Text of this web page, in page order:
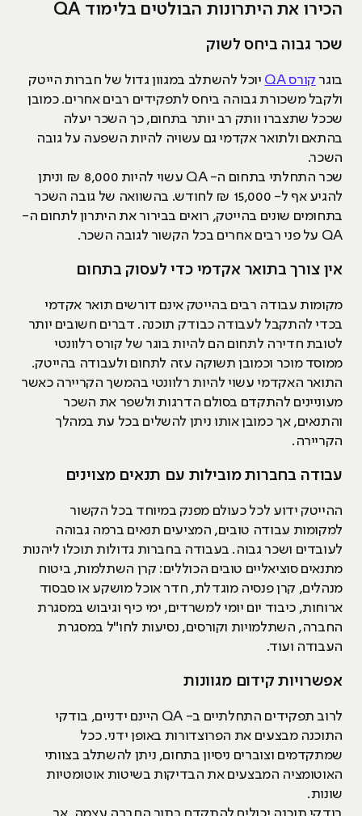
הכירו את היתרונות הבולטים בלימוד QA
שכר גבוה ביחס לשוק
בוגר קורס QA
יוכל להשתלב במגוון גדול של חברות הייטק
ולקבל משכורת גבוהה ביחס לתפקידים רבים אחרים. כמובן
שככל שתצברו וותק רב יותר בתחום, כך השכר יעלה
בהתאם ולתואר אקדמי גם עשויה להיות השפעה על גובה
השכר.
שכר התחלתי בתחום ה- QA עשוי להיות 8,000 ₪ וניתן
להגיע אף ל- 15,000 ₪ לחודש. בהשוואה של גובה השכר
בתחומים שונים בהייטק, רואים בבירור את היתרון לתחום ה-
QA על פני רבים אחרים בכל הקשור לגובה השכר.
אין צורך בתואר אקדמי כדי לעסוק בתחום
מקומות עבודה רבים בהייטק אינם דורשים תואר אקדמי
בכדי להתקבל לעבודה כבודק תוכנה. דברים חשובים יותר
לטובת חדירה לתחום הם להיות בוגר של קורס רלוונטי
ממוסד מוכר וכמובן תשוקה עזה לתחום ולעבודה בהייטק.
התואר האקדמי עשוי להיות רלוונטי בהמשך הקריירה כאשר
מעוניינים להתקדם בסולם הדרגות ולשפר את השכר
והתנאים, אך כמובן אותו ניתן להשלים בכל עת במהלך
הקריירה.
עבודה בחברות מובילות עם תנאים מצוינים
ההייטק ידוע לכל כעולם מפנק במיוחד בכל הקשור
למקומות עבודה טובים, המציעים תנאים ברמה גבוהה
לעובדים ושכר גבוה. בעבודה בחברות גדולות תוכלו ליהנות
מתנאים סוציאליים טובים הכוללים: קרן השתלמות, ביטוח
מנהלים, קרן פנסיה מוגדלת, חדר אוכל מושקע או סבסוד
ארוחות, כיבוד יום יומי למשרדים, ימי כיף וגיבוש במסגרת
החברה, השתלמויות וקורסים, נסיעות לחו"ל במסגרת
העבודה ועוד.
אפשרויות קידום מגוונות
לרוב תפקידים התחלתיים ב- QA היינם ידניים, בודקי
התוכנה מבצעים את הפרוצדורות באופן ידני. ככל
שמתקדמים וצוברים ניסיון בתחום, ניתן להשתלב בצוותי
האוטומציה המבצעים את הבדיקות בשיטות אוטומטיות
שונות.